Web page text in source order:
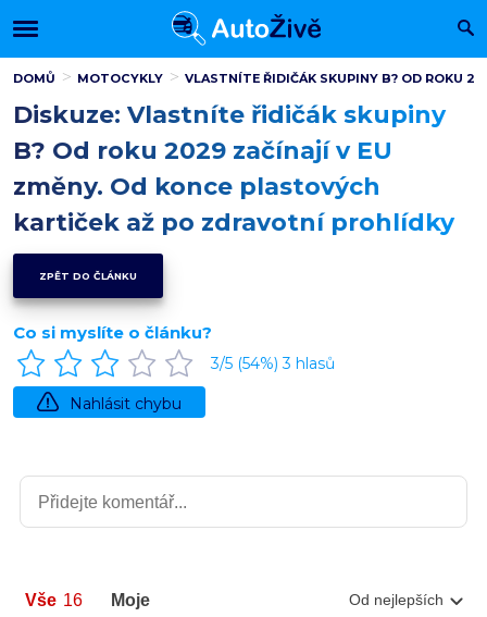
DOMŮ MOTOCYKLY VLASTNÍTE ŘIDIČÁK SKUPINY B? OD ROKU
Diskuze: Vlastníte řidičák skupiny
B? Od roku 2029 začínají v EU
změny. Od konce plastových
kartiček až po zdravotní prohlídky
ZPĚT DO ČLÁNKU
Co si myslíte o článku?
3/5 (54%)3 hlasů
Nahlásit chybu